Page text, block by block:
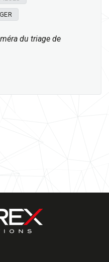
du triage de